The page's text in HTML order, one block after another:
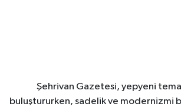
Şehrivan Gazetesi, yepyeni
buluştururken, sadelik ve modernizmi